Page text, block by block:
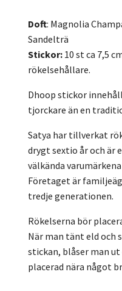
Doft: Magnolia
Sandelträ
Stickor: 10 st ca 7,5
rökelsehållare.
Dhoop stickor
tjorckare än en
Satya har tillverkat
drygt sextio år och är
välkända
Företaget är
tredje generationen.
Rökelserna bör
När man tänt eld och
stickan, blåser man
placerad nära något